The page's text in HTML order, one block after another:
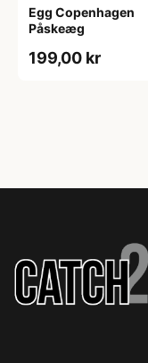
Egg Copenhagen
Påskeæg
199,00 kr